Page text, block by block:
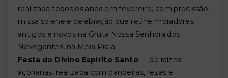
realizada todos os anos em fevereiro, com procissão,
missa solene e celebração que reúne moradores
antigos e novos na Gruta Nossa Senhora dos
Navegantes, na Meia Praia.
Festa do Divino Espírito Santo — de raízes
açorianas, realizada com bandeiras, rezas e